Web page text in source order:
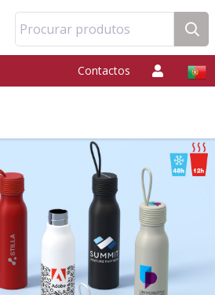
Procurar produtos
Contactos